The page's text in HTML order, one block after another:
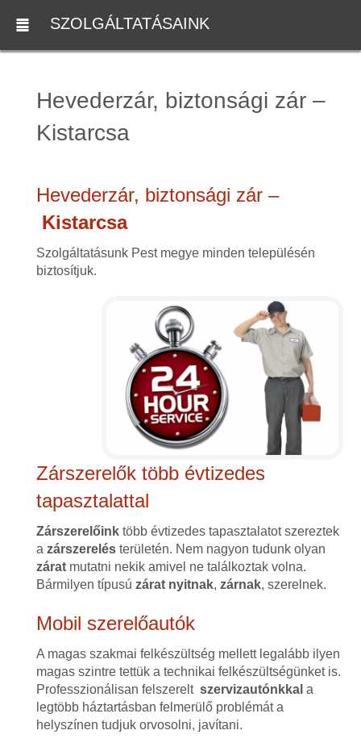
SZOLGÁLTATÁSAINK
Hevederzár, biztonsági zár –
Kistarcsa
Hevederzár, biztonsági zár –
Kistarcsa
Szolgáltatásunk Pest megye minden településén
biztosítjuk.
Zárszerelők több évtizedes
tapasztalattal
Zárszerelőinktöbb évtizedes tapasztalatot szereztek
a zárszerelésterületén. Nem nagyon tudunk olyan
záratmutatni nekik amivel ne találkoztak volna.
Bármilyen típusú zárat nyitnak, zárnak, szerelnek.
Mobil szerelőautók
A magas szakmai felkészültség mellett legalább ilyen
magas szintre tettük a technikai felkészültségünket is.
Professzionálisan felszerelt szervizautónkkal a
legtöbb háztartásban felmerülő problémát a
helyszínen tudjuk orvosolni, javítani.